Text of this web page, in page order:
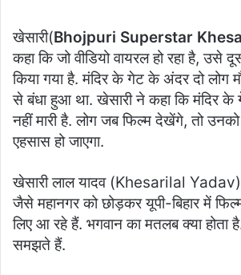
खेसारी(Bhojpuri Superstar
कहा कि जो वीडियो वायरल हो रहा है, उसे
किया गया है. मंदिर के गेट के अंदर दो लोग
से बंधा हुआ था. खेसारी ने कहा कि मंदिर के
नहीं मारी है. लोग जब फिल्म देखेंगे, तो
एहसास हो जाएगा.
खेसारी लाल यादव (Khesarilal
जैसे महानगर को छोड़कर यूपी-बिहार में
लिए आ रहे हैं. भगवान का मतलब क्या होता
समझते हैं.